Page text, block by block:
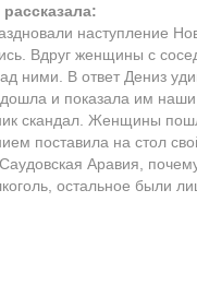
наступление
Вдруг женщины с
ними. В ответ Дениз
и показала им наши
скандал. Женщины
поставила на стол
Аравия,
остальное были